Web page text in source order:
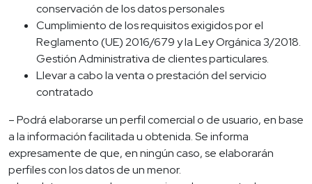
conservación de los datos personales
Cumplimiento de los requisitos exigidos por el
Reglamento (UE) 2016/679 y la Ley Orgánica 3/2018.
Gestión Administrativa de clientes particulares.
Llevar a cabo la venta o prestación del servicio
contratado
– Podrá elaborarse un perfil comercial o de usuario, en base
a la información facilitada u obtenida. Se informa
expresamente de que, en ningún caso, se elaborarán
perfiles con los datos de un menor.